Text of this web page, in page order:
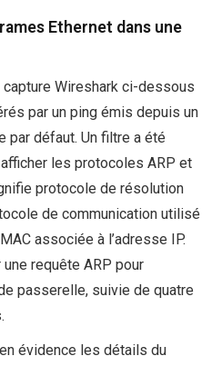
Ethernet dans une
capture Wireshark ci-dessous
par un ping émis depuis un
par défaut. Un filtre a été
les protocoles ARP et
protocole de résolution
de communication utilisé
associée à l’adresse IP.
requête ARP pour
passerelle, suivie de quatre
évidence les détails du